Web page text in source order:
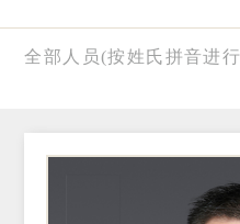
全部人员(按姓氏拼音进